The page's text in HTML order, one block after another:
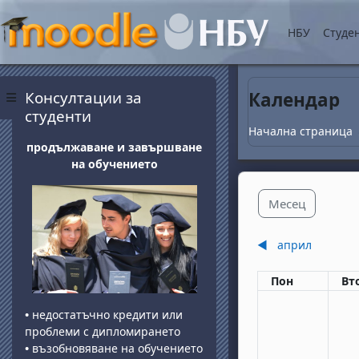
Прескочи на
Страничен панел
НБУ
Календар
Начална страница
Месец
◀︎ април
Понеделник
Пон
Блокове
Консултации за
студенти
продължаване и завършване
на обучението
• недостатъчно кредити или
проблеми с дипломирането
• възобновяване на обучението